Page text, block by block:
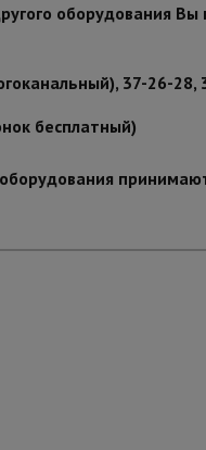
оборудования
37-26-28,
бесплатный)